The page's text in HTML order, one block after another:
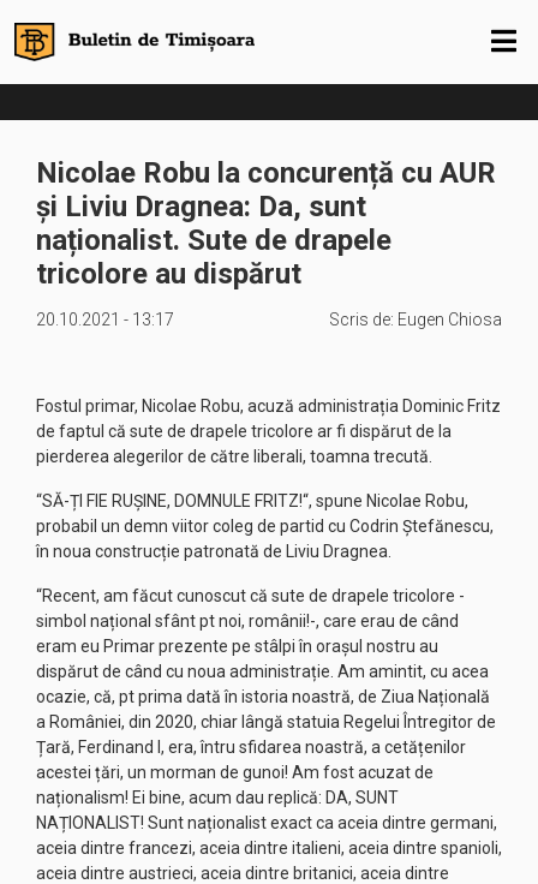
Nicolae Robu la concurență cu AUR
și Liviu Dragnea: Da, sunt
naționalist. Sute de drapele
tricolore au dispărut
20.10.2021 - 13:17 Scris de: Eugen Chiosa
Fostul primar, Nicolae Robu, acuză administrația Dominic Fritz
de faptul că sute de drapele tricolore ar fi dispărut de la
pierderea alegerilor de către liberali, toamna trecută.
“SĂ-ȚI FIE RUȘINE, DOMNULE FRITZ!“, spune Nicolae Robu,
probabil un demn viitor coleg de partid cu Codrin Ștefănescu,
în noua construcție patronată de Liviu Dragnea.
“Recent, am făcut cunoscut că sute de drapele tricolore -
simbol național sfânt pt noi, românii!-, care erau de când
eram eu Primar prezente pe stâlpi în orașul nostru au
dispărut de când cu noua administrație. Am amintit, cu acea
ocazie, că, pt prima dată în istoria noastră, de Ziua Națională
a României, din 2020, chiar lângă statuia Regelui Întregitor de
Țară, Ferdinand I, era, întru sfidarea noastră, a cetățenilor
acestei țări, un morman de gunoi! Am fost acuzat de
naționalism! Ei bine, acum dau replică: DA, SUNT
NAȚIONALIST! Sunt naționalist exact ca aceia dintre germani,
aceia dintre francezi, aceia dintre italieni, aceia dintre spanioli,
aceia dintre austrieci, aceia dintre britanici, aceia dintre